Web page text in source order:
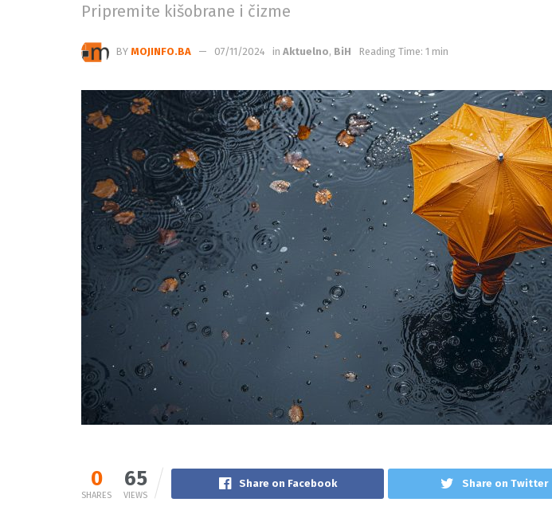
Pripremite kišobrane i čizme
BY MOJINFO.BA 07/11/2024 in Aktuelno, BiH Reading Time: 1 min
0
SHARES
65
VIEWS
Share on Facebook Share on Twitter